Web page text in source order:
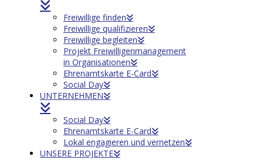
Freiwillige finden
Freiwillige qualifizieren
Freiwillige begleiten
Projekt Freiwilligenmanagement
in Organisationen
Ehrenamtskarte E-Card
Social Day
UNTERNEHMEN
Social Day
Ehrenamtskarte E-Card
Lokal engagieren und vernetzen
UNSERE PROJEKTE